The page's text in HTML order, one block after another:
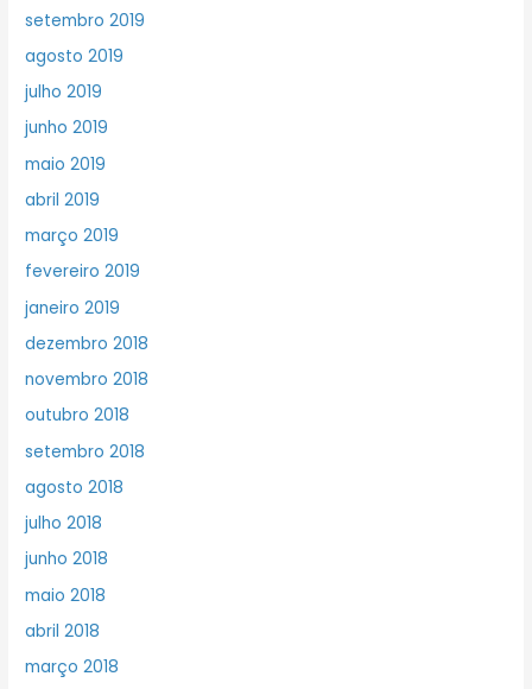
setembro 2019
agosto 2019
julho 2019
junho 2019
maio 2019
abril 2019
março 2019
fevereiro 2019
janeiro 2019
dezembro 2018
novembro 2018
outubro 2018
setembro 2018
agosto 2018
julho 2018
junho 2018
maio 2018
abril 2018
março 2018